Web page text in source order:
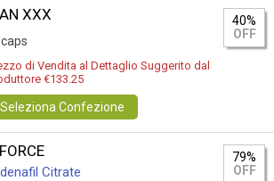
XXX
40%
OFF
di Vendita al Dettaglio Suggerito dal
€133.25
Seleziona Confezione
Citrate
79%
OFF